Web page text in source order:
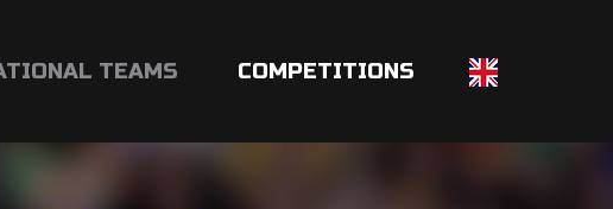
TEAMS COMPETITIONS